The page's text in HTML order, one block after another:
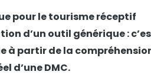
pour le tourisme réceptif
d’un outil générique :
à partir de la
d’une DMC.